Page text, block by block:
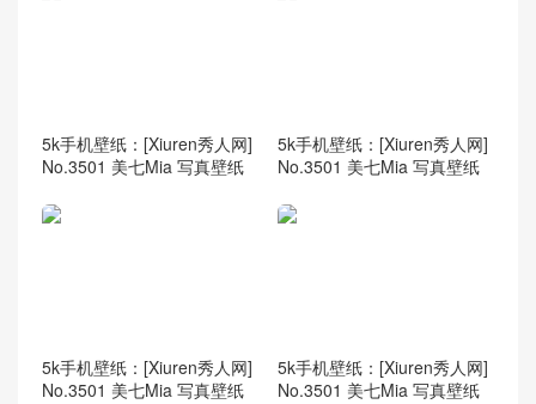
5k手机壁纸：[Xiuren秀人网]
No.3501 美七Mia 写真壁纸
5k手机壁纸：[Xiuren秀人网]
No.3501 美七Mia 写真壁纸
5k手机壁纸：[Xiuren秀人网]
No.3501 美七Mia 写真壁纸
5k手机壁纸：[Xiuren秀人网]
No.3501 美七Mia 写真壁纸